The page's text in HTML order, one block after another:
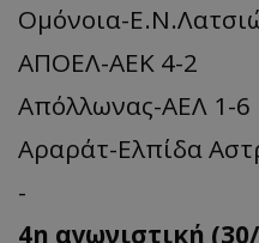
Ομόνοια-
ΑΠΟΕΛ-ΑΕΚ 4-2
Απόλλωνας-ΑΕΛ 1-6
Αραράτ-Ελπίδα
-
4η αγωνιστική